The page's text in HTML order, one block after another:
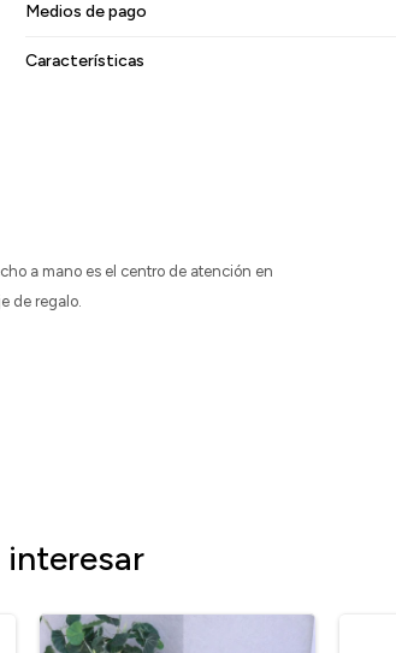
Medios de pago
Características
a mano es el centro de atención en
de regalo.